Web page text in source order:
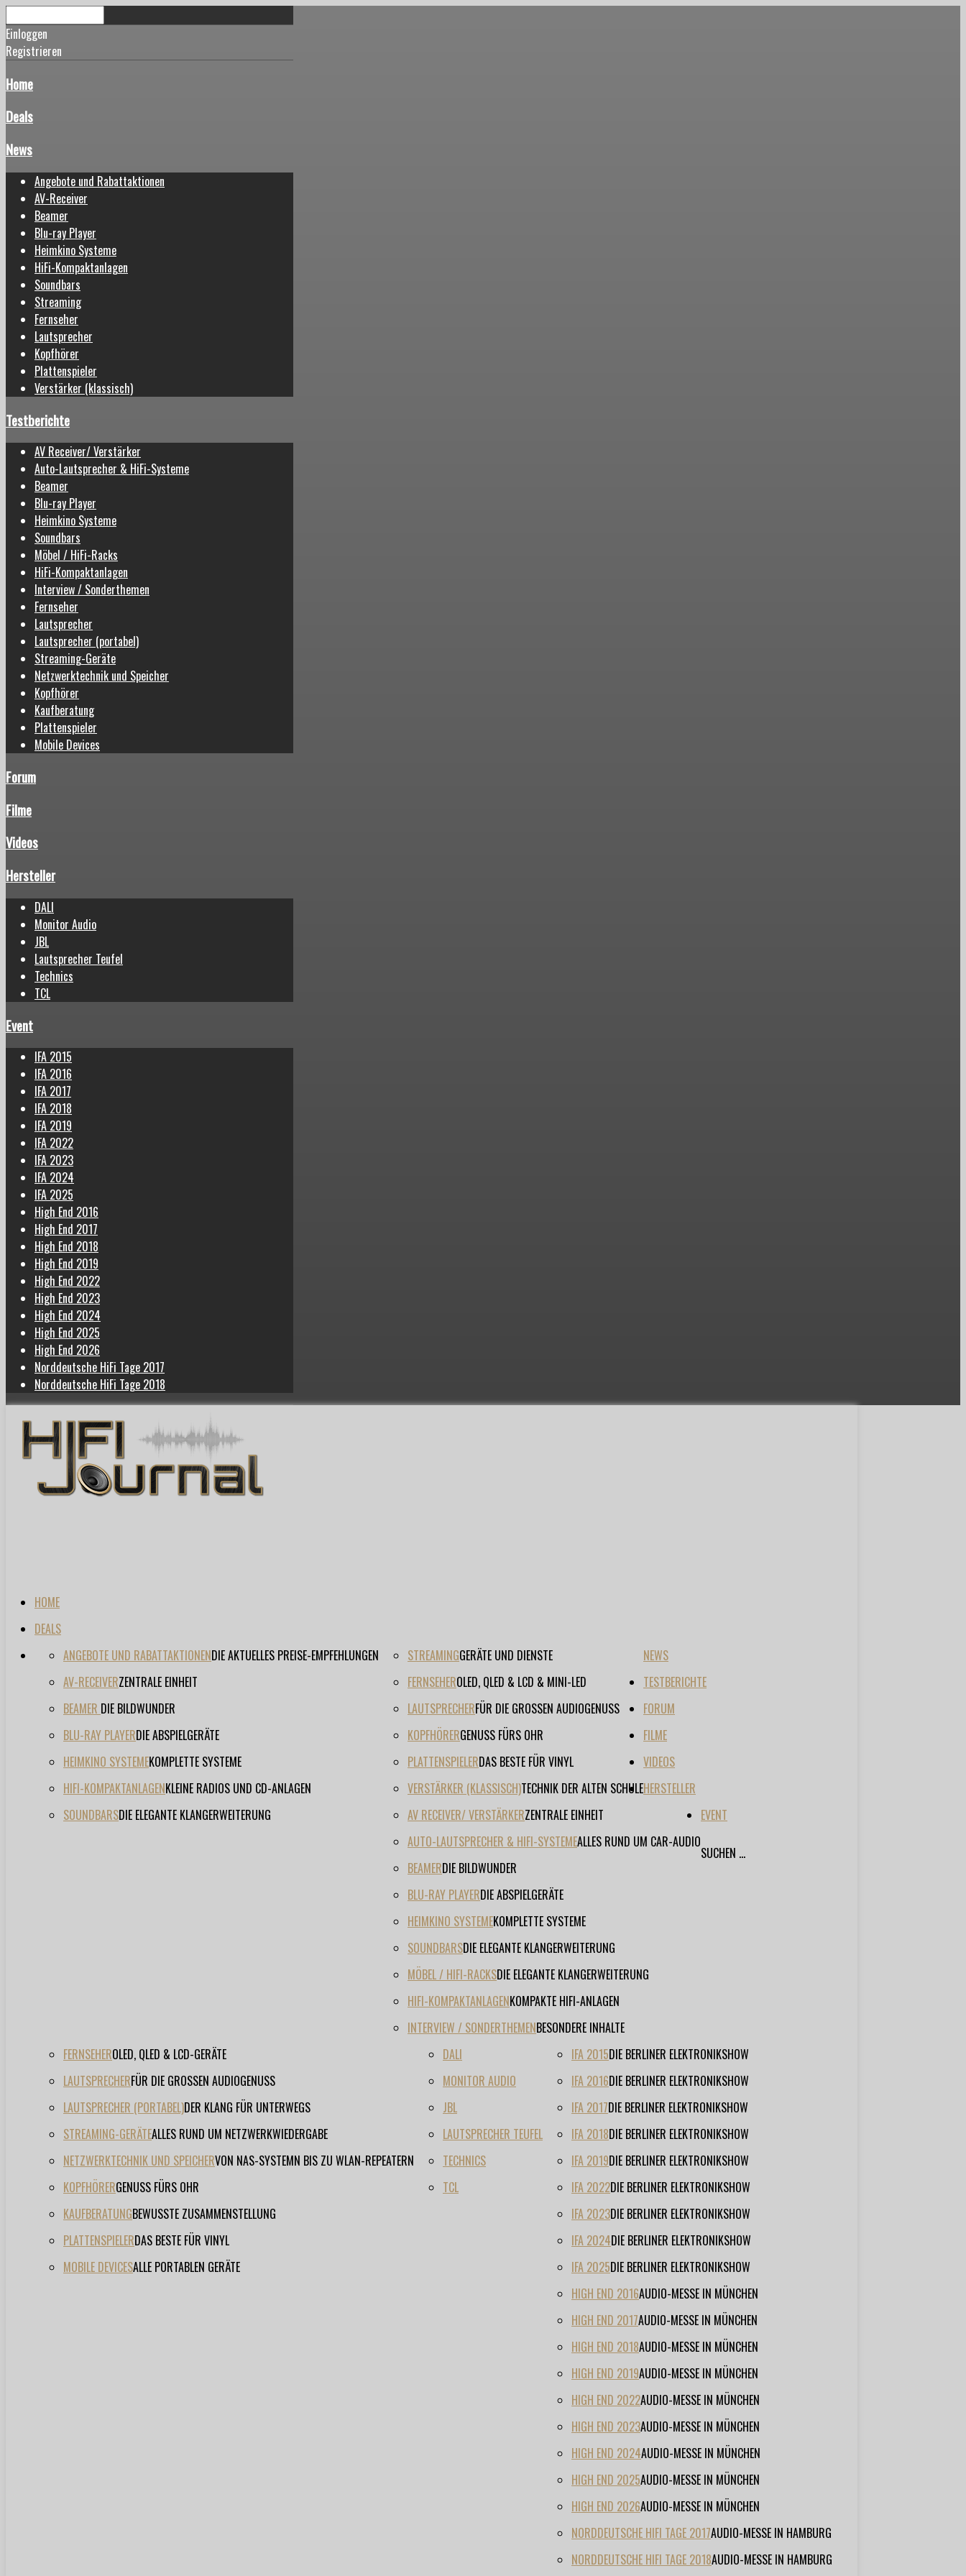
Einloggen
Registrieren
Home
Deals
News
Angebote und Rabattaktionen
AV-Receiver
Beamer
Blu-ray Player
Heimkino Systeme
HiFi-Kompaktanlagen
Soundbars
Streaming
Fernseher
Lautsprecher
Kopfhörer
Plattenspieler
Verstärker (klassisch)
Testberichte
AV Receiver/ Verstärker
Auto-Lautsprecher & HiFi-Systeme
Beamer
Blu-ray Player
Heimkino Systeme
Soundbars
Möbel / HiFi-Racks
HiFi-Kompaktanlagen
Interview / Sonderthemen
Fernseher
Lautsprecher
Lautsprecher (portabel)
Streaming-Geräte
Netzwerktechnik und Speicher
Kopfhörer
Kaufberatung
Plattenspieler
Mobile Devices
Forum
Filme
Videos
Hersteller
DALI
Monitor Audio
JBL
Lautsprecher Teufel
Technics
TCL
Event
IFA 2015
IFA 2016
IFA 2017
IFA 2018
IFA 2019
IFA 2022
IFA 2023
IFA 2024
IFA 2025
High End 2016
High End 2017
High End 2018
High End 2019
High End 2022
High End 2023
High End 2024
High End 2025
High End 2026
Norddeutsche HiFi Tage 2017
Norddeutsche HiFi Tage 2018
HOME
DEALS
NEWS
ANGEBOTE UND RABATTAKTIONENDIE AKTUELLES PREISE-EMPFEHLUNGEN
AV-RECEIVERZENTRALE EINHEIT
BEAMER DIE BILDWUNDER
BLU-RAY PLAYERDIE ABSPIELGERÄTE
HEIMKINO SYSTEMEKOMPLETTE SYSTEME
HIFI-KOMPAKTANLAGENKLEINE RADIOS UND CD-ANLAGEN
SOUNDBARSDIE ELEGANTE KLANGERWEITERUNG
STREAMINGGERÄTE UND DIENSTE
FERNSEHEROLED, QLED & LCD & MINI-LED
LAUTSPRECHERFÜR DIE GROSSEN AUDIOGENUSS
KOPFHÖRERGENUSS FÜRS OHR
PLATTENSPIELERDAS BESTE FÜR VINYL
VERSTÄRKER (KLASSISCH)TECHNIK DER ALTEN SCHULE
TESTBERICHTE
AV RECEIVER/ VERSTÄRKERZENTRALE EINHEIT
AUTO-LAUTSPRECHER & HIFI-SYSTEMEALLES RUND UM CAR-AUDIO
BEAMERDIE BILDWUNDER
BLU-RAY PLAYERDIE ABSPIELGERÄTE
HEIMKINO SYSTEMEKOMPLETTE SYSTEME
SOUNDBARSDIE ELEGANTE KLANGERWEITERUNG
MÖBEL / HIFI-RACKSDIE ELEGANTE KLANGERWEITERUNG
HIFI-KOMPAKTANLAGENKOMPAKTE HIFI-ANLAGEN
INTERVIEW / SONDERTHEMENBESONDERE INHALTE
FERNSEHEROLED, QLED & LCD-GERÄTE
LAUTSPRECHERFÜR DIE GROSSEN AUDIOGENUSS
LAUTSPRECHER (PORTABEL)DER KLANG FÜR UNTERWEGS
STREAMING-GERÄTEALLES RUND UM NETZWERKWIEDERGABE
NETZWERKTECHNIK UND SPEICHERVON NAS-SYSTEMN BIS ZU WLAN-REPEATERN
KOPFHÖRERGENUSS FÜRS OHR
KAUFBERATUNGBEWUSSTE ZUSAMMENSTELLUNG
PLATTENSPIELERDAS BESTE FÜR VINYL
MOBILE DEVICESALLE PORTABLEN GERÄTE
FORUM
FILME
VIDEOS
HERSTELLER
DALI
MONITOR AUDIO
JBL
LAUTSPRECHER TEUFEL
TECHNICS
TCL
EVENT
IFA 2015DIE BERLINER ELEKTRONIKSHOW
IFA 2016DIE BERLINER ELEKTRONIKSHOW
IFA 2017DIE BERLINER ELEKTRONIKSHOW
IFA 2018DIE BERLINER ELEKTRONIKSHOW
IFA 2019DIE BERLINER ELEKTRONIKSHOW
IFA 2022DIE BERLINER ELEKTRONIKSHOW
IFA 2023DIE BERLINER ELEKTRONIKSHOW
IFA 2024DIE BERLINER ELEKTRONIKSHOW
IFA 2025DIE BERLINER ELEKTRONIKSHOW
HIGH END 2016AUDIO-MESSE IN MÜNCHEN
HIGH END 2017AUDIO-MESSE IN MÜNCHEN
HIGH END 2018AUDIO-MESSE IN MÜNCHEN
HIGH END 2019AUDIO-MESSE IN MÜNCHEN
HIGH END 2022AUDIO-MESSE IN MÜNCHEN
HIGH END 2023AUDIO-MESSE IN MÜNCHEN
HIGH END 2024AUDIO-MESSE IN MÜNCHEN
HIGH END 2025AUDIO-MESSE IN MÜNCHEN
HIGH END 2026AUDIO-MESSE IN MÜNCHEN
NORDDEUTSCHE HIFI TAGE 2017AUDIO-MESSE IN HAMBURG
NORDDEUTSCHE HIFI TAGE 2018AUDIO-MESSE IN HAMBURG
SUCHEN ...